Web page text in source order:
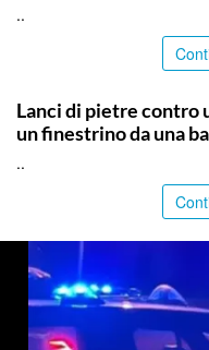
..
Lanci di pietre contro
un finestrino da una
..